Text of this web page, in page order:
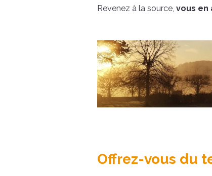
Revenez à la source, vous en
Offrez-vous du
Dominique, 48 ans
Nous avons retrouvé l’unité de
notre couple